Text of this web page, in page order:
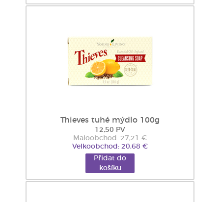
Thieves tuhé mýdlo 100g
12,50 PV
Maloobchod: 27,21 €
Velkoobchod: 20,68 €
Přidat do
košíku